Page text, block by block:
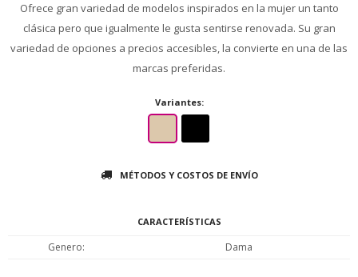
Ofrece gran variedad de modelos inspirados en la mujer un tanto
clásica pero que igualmente le gusta sentirse renovada. Su gran
variedad de opciones a precios accesibles, la convierte en una de las
marcas preferidas.
Variantes:
MÉTODOS Y COSTOS DE ENVÍO
CARACTERÍSTICAS
Genero Dama